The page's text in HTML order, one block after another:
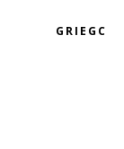
GRIEGC